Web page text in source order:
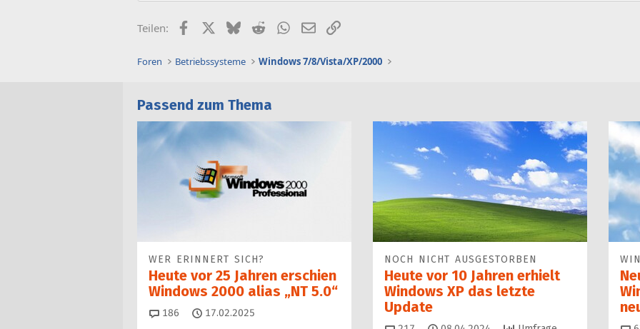
Teilen: FacebookX (Twitter)
BlueskyRedditWhatsApp
E-MailLink
Foren Betriebssysteme Windows 7/8/Vista/XP/2000
Passend zum Thema
WER ERINNERT SICH?
Heute vor 25 Jahren erschien
Windows 2000 alias „NT 5.0“
186 Kommentare
17.02.2025
NOCH NICHT AUSGESTORBEN
Heute vor 10 Jahren erhielt
Windows XP das letzte
Update